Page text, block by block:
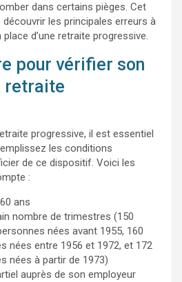
dans certains pièges. Cet
les principales erreurs à
d’une retraite progressive.
pour vérifier son
retraite
progressive, il est essentiel
les conditions
de ce dispositif. Voici les
:
ans
nombre de trimestres (150
nées avant 1955, 160
nées entre 1956 et 1972, et 172
nées à partir de 1973)
auprès de son employeur